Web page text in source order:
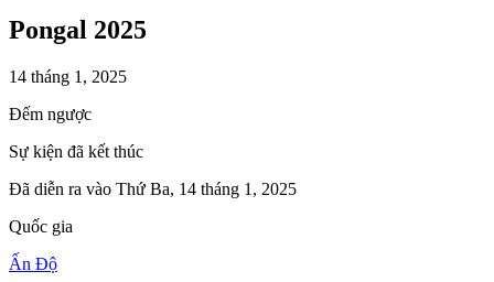
Pongal 2025
14 tháng 1, 2025
Đếm ngược
Sự kiện đã kết thúc
Đã diễn ra vào Thứ Ba, 14 tháng 1, 2025
Quốc gia
Ấn Độ